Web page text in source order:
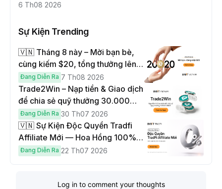
6 Th08 2026
Sự Kiện Trending
🇻🇳 Tháng 8 này – Mời bạn bè,
cùng kiếm $20, tổng thưởng lên
đến $1,000
Đang Diễn Ra 7 Th08 2026
Trade2Win – Nạp tiền & Giao dịch
để chia sẻ quỹ thưởng 30.000
USDT
Đang Diễn Ra 30 Th07 2026
🇻🇳 Sự Kiện Độc Quyền Tradfi
Affiliate Mới — Hoa Hồng 100% &
Hoàn Phí Qua Đêm
Đang Diễn Ra 22 Th07 2026
Log in to comment your thoughts